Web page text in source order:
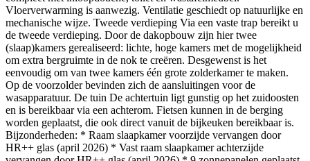
Vloerverwarming is aanwezig. Ventilatie geschiedt op natuurlijke en
mechanische wijze. Tweede verdieping Via een vaste trap bereikt u
de tweede verdieping. Door de dakopbouw zijn hier twee
(slaap)kamers gerealiseerd: lichte, hoge kamers met de mogelijkheid
om extra bergruimte in de nok te creëren. Desgewenst is het
eenvoudig om van twee kamers één grote zolderkamer te maken.
Op de voorzolder bevinden zich de aansluitingen voor de
wasapparatuur. De tuin De achtertuin ligt gunstig op het zuidoosten
en is bereikbaar via een achterom. Fietsen kunnen in de berging
worden geplaatst, die ook direct vanuit de bijkeuken bereikbaar is.
Bijzonderheden: * Raam slaapkamer voorzijde vervangen door
HR++ glas (april 2026) * Vast raam slaapkamer achterzijde